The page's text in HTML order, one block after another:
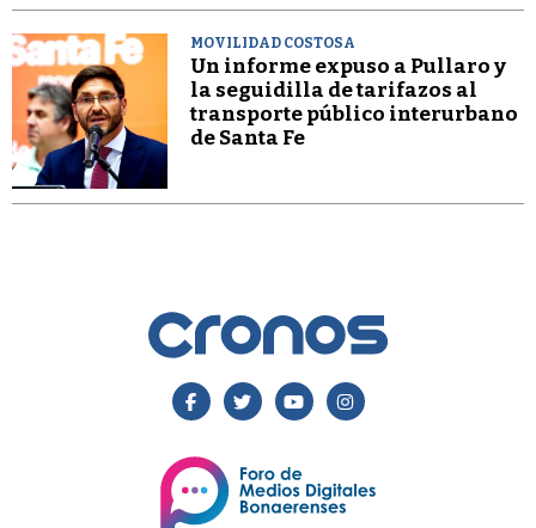
MOVILIDAD COSTOSA
Un informe expuso a Pullaro y
la seguidilla de tarifazos al
transporte público interurbano
de Santa Fe